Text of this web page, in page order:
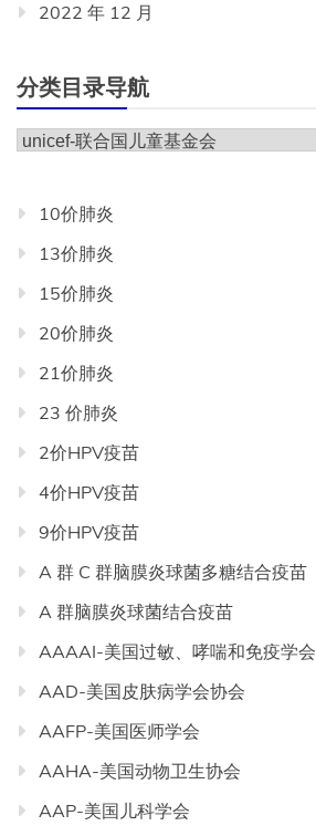
2022 年 12 月
分类目录导航
分
导
航
10价肺炎
13价肺炎
15价肺炎
20价肺炎
21价肺炎
23 价肺炎
2价HPV疫苗
4价HPV疫苗
9价HPV疫苗
A 群 C 群脑膜炎球菌多糖结合疫苗
A 群脑膜炎球菌结合疫苗
AAAAI-美国过敏、哮喘和免疫学会
AAD-美国皮肤病学会协会
AAFP-美国医师学会
AAHA-美国动物卫生协会
AAP-美国儿科学会